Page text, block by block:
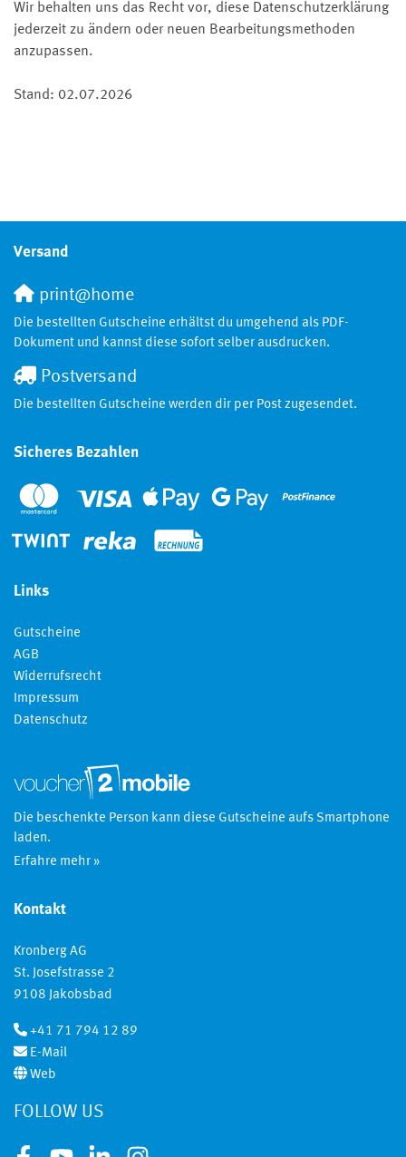
Wir behalten uns das Recht vor, diese Datenschutzerklärung
jederzeit zu ändern oder neuen Bearbeitungsmethoden
anzupassen.
Stand: 02.07.2026
Versand
print@home
Die bestellten Gutscheine erhältst du umgehend als PDF-
Dokument und kannst diese sofort selber ausdrucken.
Postversand
Die bestellten Gutscheine werden dir per Post zugesendet.
Sicheres Bezahlen
Links
Gutscheine
AGB
Widerrufsrecht
Impressum
Datenschutz
Die beschenkte Person kann diese Gutscheine aufs Smartphone
laden.
Erfahre mehr »
Kontakt
Kronberg AG
St. Josefstrasse 2
9108 Jakobsbad
+41 71 794 12 89
E-Mail
Web
FOLLOW US